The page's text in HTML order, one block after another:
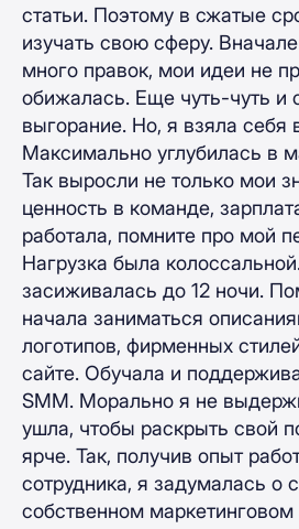
статьи. Поэтому в сжатые
изучать свою сферу.
много правок, мои идеи не
обижалась. Еще чуть-чуть и
выгорание. Но, я взяла себя
Максимально углубилась в
Так выросли не только мои
ценность в команде,
работала, помните про мой
Нагрузка была
засиживалась до 12 ночи.
начала заниматься
логотипов, фирменных
сайте. Обучала и
SMM. Морально я не
ушла, чтобы раскрыть свой
ярче. Так, получив опыт
сотрудника, я задумалась о
собственном маркетинговом